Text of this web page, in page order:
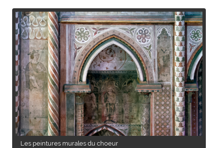
Les peintures murales du choeur